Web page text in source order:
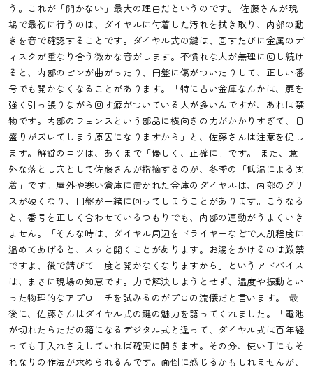
う。これが「開かない」最大の理由だというのです。 佐藤さんが現
場で最初に行うのは、ダイヤルに付着した汚れを拭き取り、内部の動
きを音で確認することです。ダイヤル式の鍵は、回すたびに金属のデ
ィスクが重なり合う微かな音がします。不慣れな人が無理に回し続け
ると、内部のピンが曲がったり、円盤に傷がついたりして、正しい番
号でも開かなくなることがあります。「特に古い金庫なんかは、扉を
強く引っ張りながら回す癖がついている人が多いんですが、あれは禁
物です。内部のフェンスという部品に横向きの力がかかりすぎて、目
盛りがズレてしまう原因になりますから」と、佐藤さんは注意を促し
ます。解錠のコツは、あくまで「優しく、正確に」です。 また、意
外な落とし穴として佐藤さんが指摘するのが、冬季の「低温による固
着」です。屋外や寒い倉庫に置かれた金庫のダイヤルは、内部のグリ
スが硬くなり、円盤が一緒に回ってしまうことがあります。こうなる
と、番号を正しく合わせているつもりでも、内部の連動がうまくいき
ません。「そんな時は、ダイヤル周辺をドライヤーなどで人肌程度に
温めてあげると、スッと開くことがあります。お湯をかけるのは厳禁
ですよ、後で錆びて二度と開かなくなりますから」というアドバイス
は、まさに現場の知恵です。力で解決しようとせず、温度や振動とい
った物理的なアプローチを試みるのがプロの流儀だと言います。 最
後に、佐藤さんはダイヤル式の鍵の魅力を語ってくれました。「電池
が切れたらただの箱になるデジタル式と違って、ダイヤル式は百年経
っても手入れさえしていれば確実に開きます。その分、使い手にもそ
れなりの作法が求められるんです。面倒に感じるかもしれませんが、